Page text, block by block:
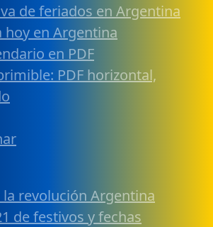
de feriados en Argentina
hoy en Argentina
en PDF
PDF horizontal,
revolución Argentina
de festivos y fechas